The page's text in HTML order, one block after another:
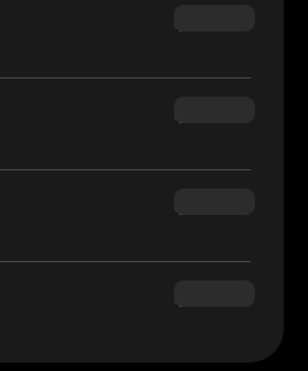
$54.90
$34.95
$160.00
$180.00